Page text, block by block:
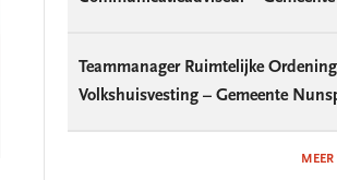
Teammanager Ruimtelijke
Volkshuisvesting – Gemeente
MEER